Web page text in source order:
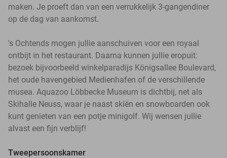
maken. Je proeft dan van een verrukkelijk 3-gangendiner
op de dag van aankomst.
's Ochtends mogen jullie aanschuiven voor een royaal
ontbijt in het restaurant. Daarna kunnen jullie eropuit:
bezoek bijvoorbeeld winkelparadijs Königsallee Boulevard,
het oude havengebied Medienhafen of de verschillende
musea. Aquazoo Löbbecke Museum is dichtbij, net als
Skihalle Neuss, waar je naast skiën en snowboarden ook
kunt genieten van een potje minigolf. Wij wensen jullie
alvast een fijn verblijf!
Tweepersoonskamer